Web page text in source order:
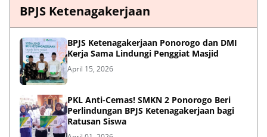
BPJS Ketenagakerjaan
BPJS Ketenagakerjaan Ponorogo dan DMI
Kerja Sama Lindungi Penggiat Masjid
April 15, 2026
PKL Anti-Cemas! SMKN 2 Ponorogo Beri
Perlindungan BPJS Ketenagakerjaan bagi
Ratusan Siswa